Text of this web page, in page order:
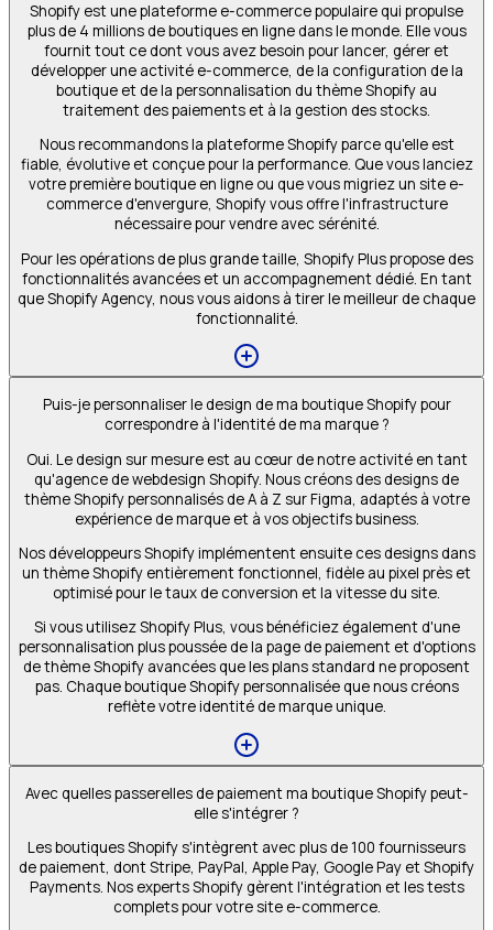
Shopify est une plateforme e-commerce populaire qui propulse
plus de 4 millions de boutiques en ligne dans le monde. Elle vous
fournit tout ce dont vous avez besoin pour lancer, gérer et
développer une activité e-commerce, de la configuration de la
boutique et de la personnalisation du thème Shopify au
traitement des paiements et à la gestion des stocks.
Nous recommandons la plateforme Shopify parce qu'elle est
fiable, évolutive et conçue pour la performance. Que vous lanciez
votre première boutique en ligne ou que vous migriez un site e-
commerce d'envergure, Shopify vous offre l'infrastructure
nécessaire pour vendre avec sérénité.
Pour les opérations de plus grande taille, Shopify Plus propose des
fonctionnalités avancées et un accompagnement dédié. En tant
que Shopify Agency, nous vous aidons à tirer le meilleur de chaque
fonctionnalité.
Puis-je personnaliser le design de ma boutique Shopify pour
correspondre à l'identité de ma marque ?
Oui. Le design sur mesure est au cœur de notre activité en tant
qu'agence de webdesign Shopify. Nous créons des designs de
thème Shopify personnalisés de A à Z sur Figma, adaptés à votre
expérience de marque et à vos objectifs business.
Nos développeurs Shopify implémentent ensuite ces designs dans
un thème Shopify entièrement fonctionnel, fidèle au pixel près et
optimisé pour le taux de conversion et la vitesse du site.
Si vous utilisez Shopify Plus, vous bénéficiez également d'une
personnalisation plus poussée de la page de paiement et d'options
de thème Shopify avancées que les plans standard ne proposent
pas. Chaque boutique Shopify personnalisée que nous créons
reflète votre identité de marque unique.
Avec quelles passerelles de paiement ma boutique Shopify peut-
elle s'intégrer ?
Les boutiques Shopify s'intègrent avec plus de 100 fournisseurs
de paiement, dont Stripe, PayPal, Apple Pay, Google Pay et Shopify
Payments. Nos experts Shopify gèrent l'intégration et les tests
complets pour votre site e-commerce.